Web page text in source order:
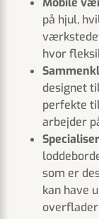
på hjul,
hvor
designet
perfekte
arbejder
som er
kan have